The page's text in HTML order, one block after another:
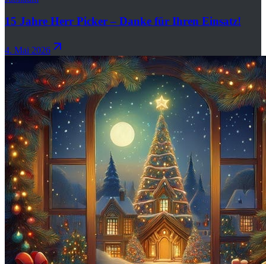
15 Jahre Herr Picker – Danke für Ihren Einsatz!
4. Mai 2026